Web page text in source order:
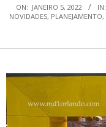
ON: JANEIRO 5, 2022 IN:
NOVIDADES, PLANEJAMENTO,